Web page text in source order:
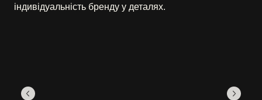
індивідуальність бренду у деталях.